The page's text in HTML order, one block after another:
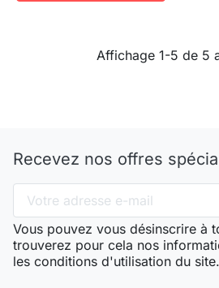
Affichage 1-5 de 5
Recevez nos offres
Vous pouvez vous désinscrire à
trouverez pour cela nos
les conditions d'utilisation du site.